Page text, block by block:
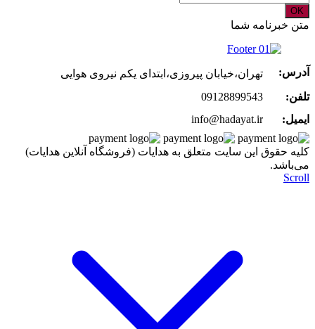
OK
متن خبرنامه شما
آدرس:
تهران،خیابان پیروزی،ابتدای یکم نیروی هوایی
تلفن:
09128899543
ایمیل:
info@hadayat.ir
کليه حقوق اين سايت متعلق به هدایات (فروشگاه آنلاین هدایات)
می‌باشد.
Scroll